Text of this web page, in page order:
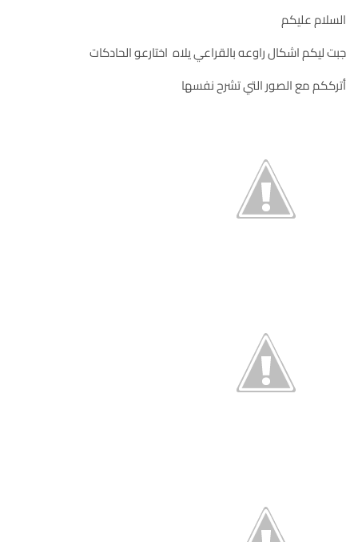
السلام عليكم
جبت ليكم اشكال راوعه بالقراعي يلاه اختارعو الحادكات
أترككم مع الصور التي تشرح نفسها